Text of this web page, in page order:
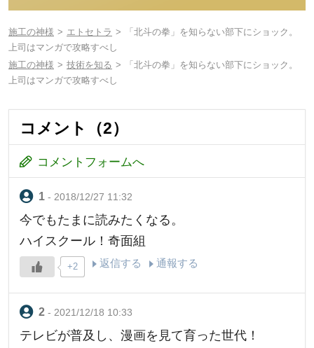
施工の神様 エトセトラ
「北斗の拳」を知らない部下にショック。
上司はマンガで攻略すべし
施工の神様
技術を知る
「北斗の拳」を知らない部下にショック。
上司はマンガで攻略すべし
コメント（2）
コメントフォームへ
- 2018/12/27 11:32
今でもたまに読みたくなる。
ハイスクール！奇面組
+2 返信する 通報する
- 2021/12/18 10:33
テレビが普及し、漫画を見て育った世代！